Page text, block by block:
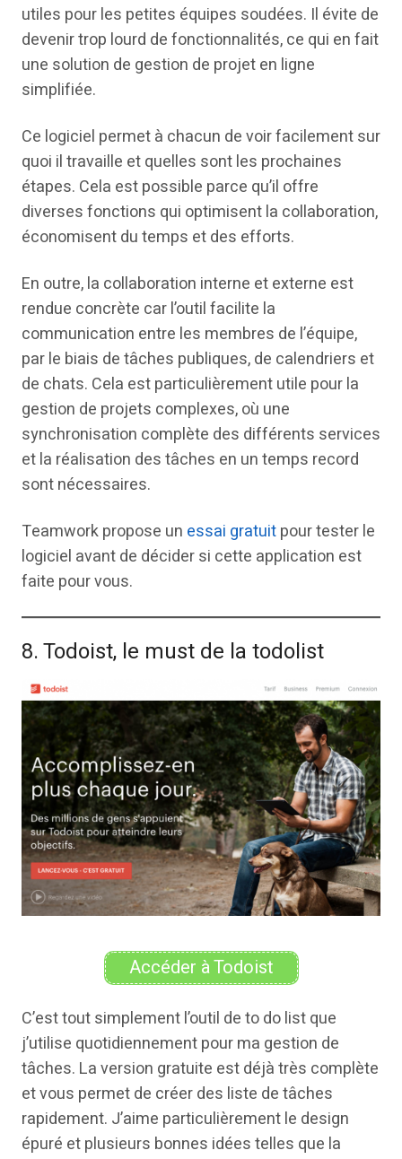
utiles pour les petites équipes soudées. Il évite de
devenir trop lourd de fonctionnalités, ce qui en fait
une solution de gestion de projet en ligne
simplifiée.
Ce logiciel permet à chacun de voir facilement sur
quoi il travaille et quelles sont les prochaines
étapes. Cela est possible parce qu’il offre
diverses fonctions qui optimisent la collaboration,
économisent du temps et des efforts.
En outre, la collaboration interne et externe est
rendue concrète car l’outil facilite la
communication entre les membres de l’équipe,
par le biais de tâches publiques, de calendriers et
de chats. Cela est particulièrement utile pour la
gestion de projets complexes, où une
synchronisation complète des différents services
et la réalisation des tâches en un temps record
sont nécessaires.
Teamwork propose un essai gratuitpour tester le
logiciel avant de décider si cette application est
faite pour vous.
8. Todoist, le must de la todolist
Accéder à Todoist
C’est tout simplement l’outil de to do list que
j’utilise quotidiennement pour ma gestion de
tâches. La version gratuite est déjà très complète
et vous permet de créer des liste de tâches
rapidement. J’aime particulièrement le design
épuré et plusieurs bonnes idées telles que la